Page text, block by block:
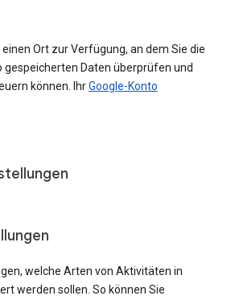
Ort zur Verfügung, an dem Sie die
gespeicherten Daten überprüfen und
können. IhrGoogle-Konto
welche Arten von Aktivitäten in
werden sollen. So können Sie